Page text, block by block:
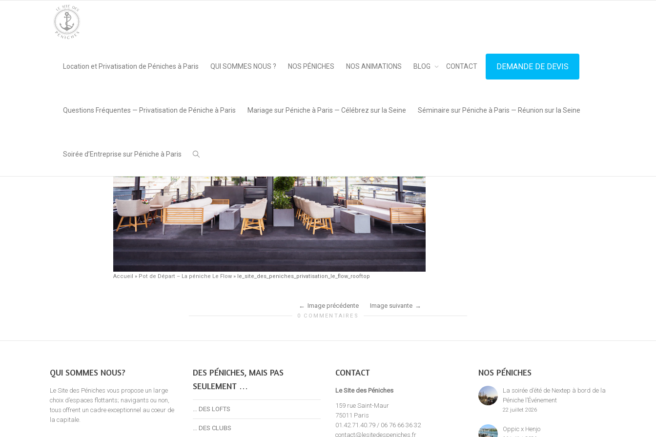
Location et Privatisation de Péniches à Paris QUI SOMMES NOUS ? NOS PÉNICHES NOS ANIMATIONS BLOG CONTACT DEMANDE DE DEVIS
Questions Fréquentes — Privatisation de Péniche à Paris Mariage sur Péniche à Paris — Célébrez sur la Seine Séminaire sur Péniche à Paris — Réunion sur la Seine
Soirée d’Entreprise sur Péniche à Paris
2023
Accueil » Pot de Départ – La péniche Le Flow » le_site_des_peniches_privatisation_le_flow_rooftop
Image précédente Image suivante
0 COMMENTAIRES
QUI SOMMES NOUS?
Le Site des Péniches vous propose un large
choix d’espaces flottants; navigants ou non,
tous offrent un cadre exceptionnel au coeur de
la capitale.
DES PÉNICHES, MAIS PAS
SEULEMENT …
… DES LOFTS
… DES CLUBS
CONTACT
Le Site des Péniches
159 rue Saint-Maur
75011 Paris
01.42.71.40.79 / 06 76 66 36 32
contact@lesitedespeniches.fr
NOS PÉNICHES
La soirée d’été de Nextep à bord de la
Péniche l’Événement
22 juillet 2026
Oppic x Henjo